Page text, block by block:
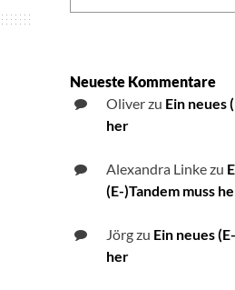
Neueste Kommentare
Oliverzu Ein neues
her
Alexandra Linkezu
(E-)Tandem muss
Jörgzu Ein neues
her